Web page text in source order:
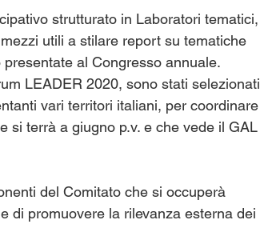
strutturato in Laboratori tematici,
utili a stilare report su tematiche
al Congresso annuale.
LEADER 2020, sono stati selezionati
vari territori italiani, per coordinare
si terrà a giugno p.v. e che vede il GAL
del Comitato che si occuperà
di promuovere la rilevanza esterna dei